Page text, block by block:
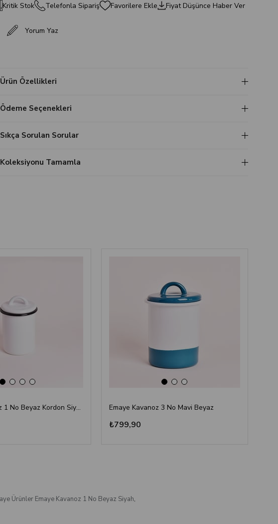
Kritik Stok Telefonla Sipariş Favorilere Ekle Fiyat Düşünce Haber Ver
Yorum Yaz
Ürün Özellikleri
Ödeme Seçenekleri
Sıkça Sorulan Sorular
Koleksiyonu Tamamla
Emaye Kavanoz 1 No Beyaz Kordon Siyah Emaye Kavanoz 3 No Mavi Beyaz
₺799,90
Ürünler Emaye Kavanoz 1 No Beyaz Siyah,